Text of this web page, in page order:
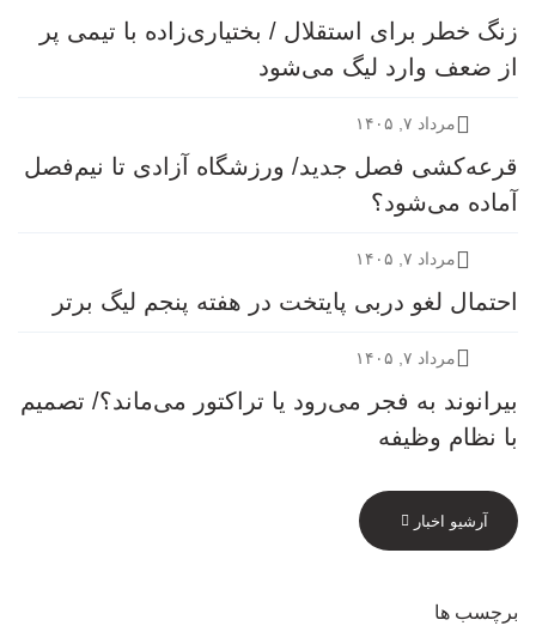
زنگ خطر برای استقلال / بختیاری‌زاده با تیمی پر
از ضعف وارد لیگ می‌شود
مرداد ۷, ۱۴۰۵
قرعه‎‌کشی فصل جدید/ ورزشگاه آزادی تا نیم‌فصل
آماده می‌شود؟
مرداد ۷, ۱۴۰۵
احتمال لغو دربی پایتخت در هفته پنجم لیگ برتر
مرداد ۷, ۱۴۰۵
بیرانوند به فجر می‌رود یا تراکتور می‌ماند؟/ تصمیم
با نظام وظیفه
آرشیو اخبار
برچسب ها